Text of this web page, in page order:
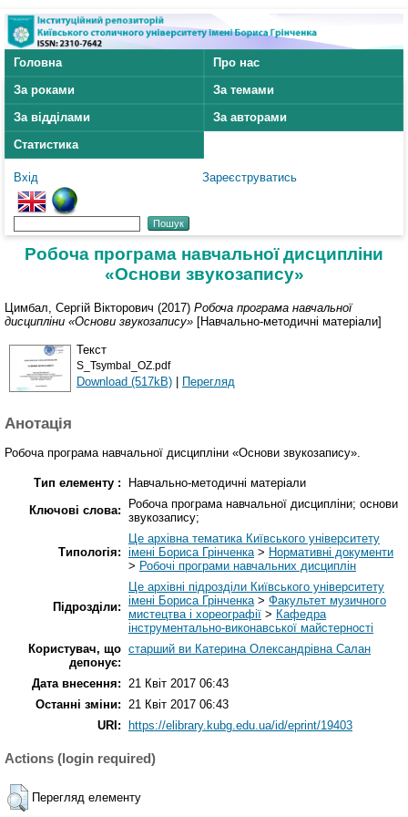
Головна
Про нас
За роками
За темами
За відділами
За авторами
Статистика
Вхід Зареєструватись
Робоча програма навчальної дисципліни
«Основи звукозапису»
Цимбал, Сергій Вікторович (2017) Робоча програма навчальної
дисципліни «Основи звукозапису» [Навчально-методичні матеріали]
Текст
S_Tsymbal_OZ.pdf
Download (517kB) | Перегляд
Анотація
Робоча програма навчальної дисципліни «Основи звукозапису».
Тип елементу :
Навчально-методичні матеріали
Ключові слова:
Робоча програма навчальної дисципліни; основи
звукозапису;
Типологія:
Це архівна тематика Київського університету
імені Бориса Грінченка> Нормативні документи
> Робочі програми навчальних дисциплін
Підрозділи:
Це архівні підрозділи Київського університету
імені Бориса Грінченка> Факультет музичного
мистецтва і хореографії > Кафедра
інструментально-виконавської майстерності
Користувач, що
депонує:
старший ви Катерина Олександрівна Салан
Дата внесення: 21 Квіт 2017 06:43
Останні зміни: 21 Квіт 2017 06:43
URI:
https://elibrary.kubg.edu.ua/id/eprint/19403
Actions (login required)
Перегляд елементу